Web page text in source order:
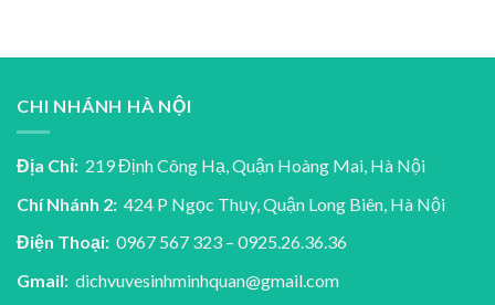
CHI NHÁNH HÀ NỘI
Địa Chỉ: 219 Định Công Hạ, Quận Hoàng Mai, Hà Nội
Chí Nhánh 2: 424 P Ngọc Thụy, Quận Long Biên, Hà Nội
Điện Thoại: 0967 567 323 – 0925.26.36.36
Gmail: dichvuvesinhminhquan@gmail.com